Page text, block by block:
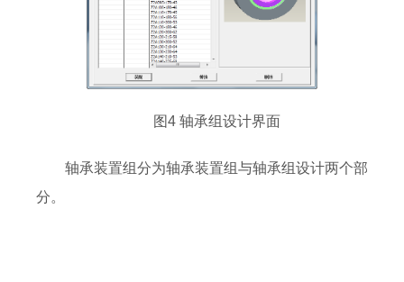
图4 轴承组设计界面
轴承装置组分为轴承装置组与轴承组设计两个部
分。